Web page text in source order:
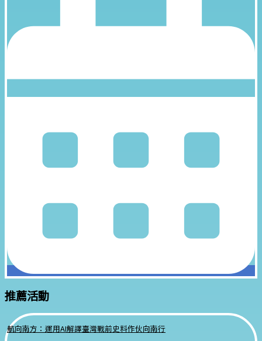
推薦活動
航向南方：運用AI解譯臺灣戰前史料作伙向南行